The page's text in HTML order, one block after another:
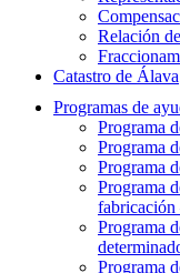
Relación
Catastro de Álava
Programas de
Programa
Programa
Programa
Programa
Programa
Programa